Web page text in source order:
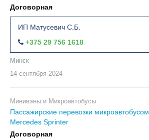
Договорная
ИП Матусевич С.Б.
+375 29 756 1618
Минск
14 сентября 2024
Минивэны и Микроавтобусы
Пассажирские перевозки микроавтобусом
Mercedes Sprinter
Договорная